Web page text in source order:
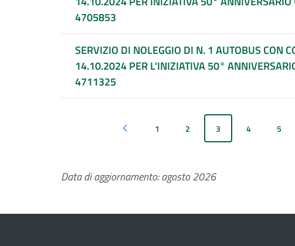
4705853
SERVIZIO DI NOLEGGIO DI N. 1 AUTOBUS CON
14.10.2024 PER L'INIZIATIVA 50°
4711325
Pagina precedente
1 2 3 4 5
Data di aggiornamento: agosto 2026